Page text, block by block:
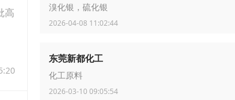
高
溴化银，硫化银
2026-04-08 11:02:44
东莞新都化工
化工原料
2026-03-10 09:05:54